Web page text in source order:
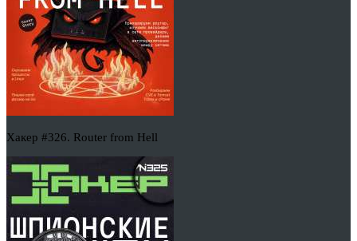
Хакер #326. Router from Hell